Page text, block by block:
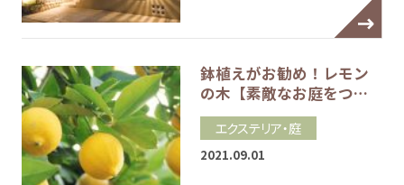
鉢植えがお勧め！レモン
の木【素敵なお庭をつ…
エクステリア・庭
2021.09.01